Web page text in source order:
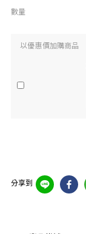
數量
以優惠價加購商品
分享到